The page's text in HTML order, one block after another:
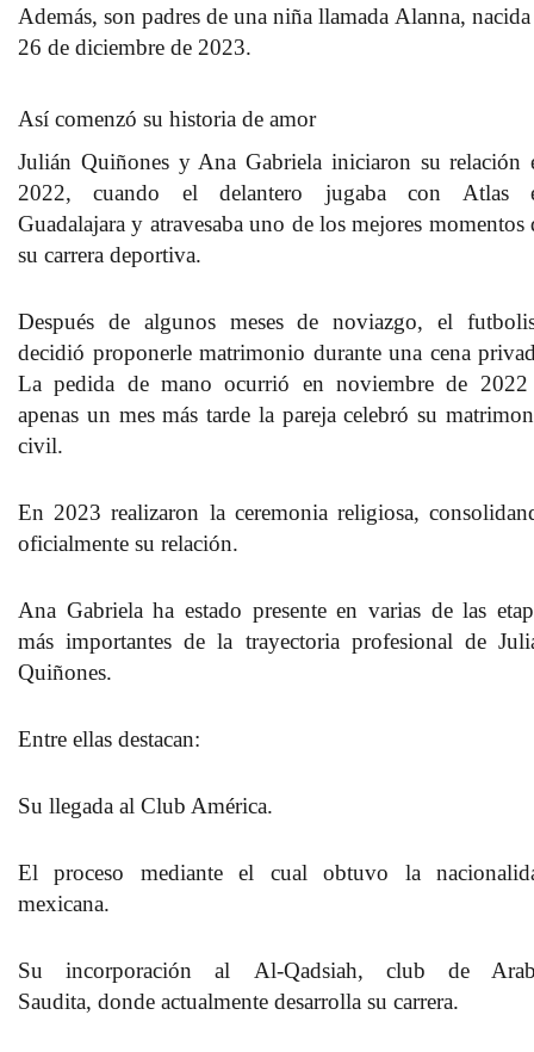
Además, son padres de una niña llamada Alanna,
26 de diciembre de 2023.
Así comenzó su historia de amor
Julián Quiñones y Ana Gabriela iniciaron su relación
2022, cuando el delantero jugaba con Atlas
Guadalajara y atravesaba uno de los mejores momentos
su carrera deportiva.
Después de algunos meses de noviazgo,el
decidió proponerle matrimonio durante una cena
La pedida de mano ocurrió en noviembre de
apenas un mes más tarde la pareja celebró su
civil.
En 2023 realizaron la ceremonia religiosa,
oficialmente su relación.
Ana Gabriela ha estado presente en varias de las
más importantes de la trayectoria profesional de
Quiñones.
Entre ellas destacan:
Su llegada al Club América.
El proceso mediante el cual obtuvo la
mexicana.
Su incorporación al Al-Qadsiah, club de
Saudita, donde actualmente desarrolla su carrera.